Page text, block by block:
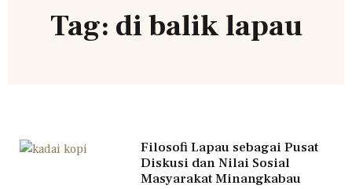
Tag: di balik lapau
Filosofi Lapau sebagai Pusat
Diskusi dan Nilai Sosial
Masyarakat Minangkabau​